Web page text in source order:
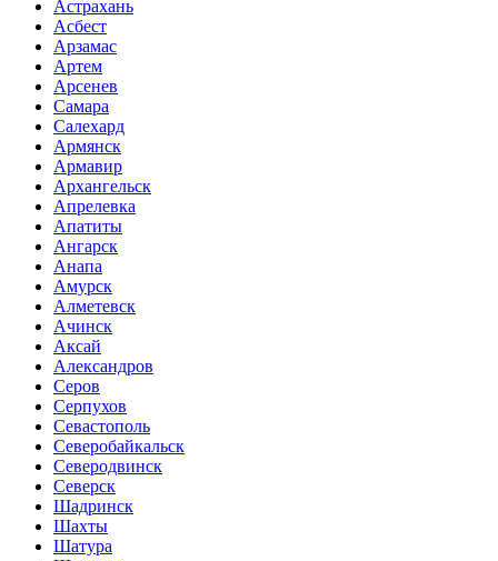
Астрахань
Асбест
Арзамас
Артем
Арсенев
Самара
Салехард
Армянск
Армавир
Архангельск
Апрелевка
Апатиты
Ангарск
Анапа
Амурск
Алметевск
Ачинск
Аксай
Александров
Серов
Серпухов
Севастополь
Северобайкальск
Северодвинск
Северск
Шадринск
Шахты
Шатура